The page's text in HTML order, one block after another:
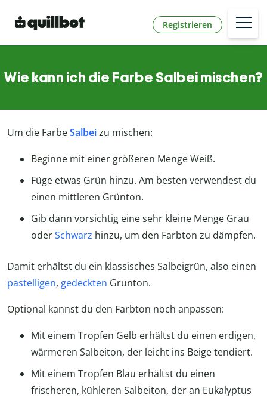
Registrieren
Wie kann ich die Farbe Salbei mischen?
Um die FarbeSalbeizu mischen:
Beginne mit einer größeren Menge Weiß.
Füge etwas Grün hinzu. Am besten verwendest du
einen mittleren Grünton.
Gib dann vorsichtig eine sehr kleine Menge Grau
oderSchwarz hinzu, um den Farbton zu dämpfen.
Damit erhältst du ein klassisches Salbeigrün, also einen
pastelligen, gedeckten Grünton.
Optional kannst du den Farbton noch anpassen:
Mit einem Tropfen Gelb erhältst du einen erdigen,
wärmeren Salbeiton, der leicht ins Beige tendiert.
Mit einem Tropfen Blau erhältst du einen
frischeren, kühleren Salbeiton, der an Eukalyptus